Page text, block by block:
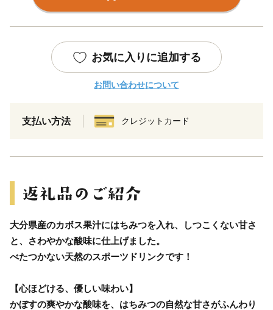
お気に入りに追加する
お問い合わせについて
支払い方法 クレジットカード
大分県産のカボス果汁にはちみつを入れ、しつこくない甘さ
と、さわやかな酸味に仕上げました。
べたつかない天然のスポーツドリンクです！
【心ほどける、優しい味わい】
かぼすの爽やかな酸味を、はちみつの自然な甘さがふんわり